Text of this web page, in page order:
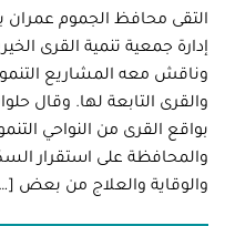
التقى محافظ الجموم
إدارة جمعية تنمية القرى
وناقش معه المشاريع
والقرى التابعة لها. وقال
بواقع القرى من النواحي
والمحافظة على استقرار
والوقاية والعلاج من بعض